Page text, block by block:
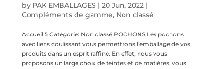
by PAK EMBALLAGES | 20 Jun, 2022|
Compléments de gamme, Non classé
Accueil 5 Catégorie: Non classé POCHONS Les pochons
avec liens coulissant vous permettrons l’emballage de vos
produits dans un esprit raffiné. En effet, nous vous
proposons un large choix de teintes et de matières, vous